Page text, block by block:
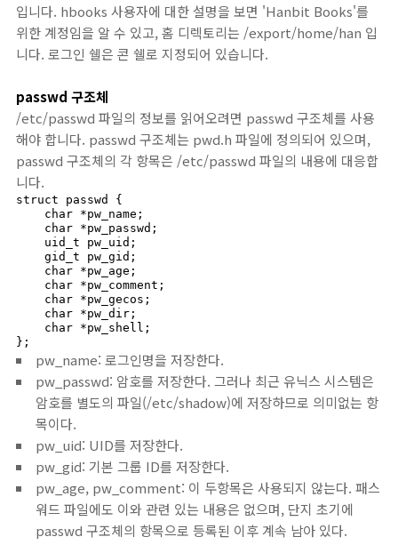
입니다. hbooks 사용자에 대한 설명을 보면 'Hanbit Books'를
위한 계정임을 알 수 있고, 홈 디렉토리는 /export/home/han 입
니다. 로그인 쉘은 콘 쉘로 지정되어 있습니다.
passwd 구조체
/etc/passwd 파일의 정보를 읽어오려면 passwd 구조체를 사용
해야 합니다. passwd 구조체는 pwd.h 파일에 정의되어 있으며,
passwd 구조체의 각 항목은 /etc/passwd 파일의 내용에 대응합
니다.
struct passwd {
};
pw_name: 로그인명을 저장한다.
pw_passwd: 암호를 저장한다. 그러나 최근 유닉스 시스템은
암호를 별도의 파일(/etc/shadow)에 저장하므로 의미없는 항
목이다.
pw_uid: UID를 저장한다.
pw_gid: 기본 그룹 ID를 저장한다.
pw_age, pw_comment: 이 두항목은 사용되지 않는다. 패스
워드 파일에도 이와 관련 있는 내용은 없으며, 단지 초기에
passwd 구조체의 항목으로 등록된 이후 계속 남아 있다.